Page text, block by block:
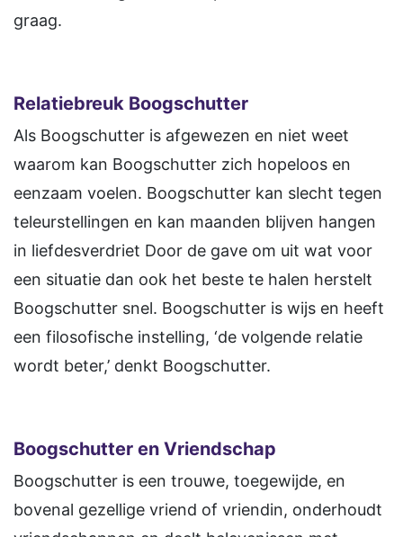
graag.
Relatiebreuk Boogschutter
Als Boogschutter is afgewezen en niet weet
waarom kan Boogschutter zich hopeloos en
eenzaam voelen. Boogschutter kan slecht tegen
teleurstellingen en kan maanden blijven hangen
in liefdesverdriet Door de gave om uit wat voor
een situatie dan ook het beste te halen herstelt
Boogschutter snel. Boogschutter is wijs en heeft
een filosofische instelling, ‘de volgende relatie
wordt beter,’ denkt Boogschutter.
Boogschutter en Vriendschap
Boogschutter is een trouwe, toegewijde, en
bovenal gezellige vriend of vriendin, onderhoudt